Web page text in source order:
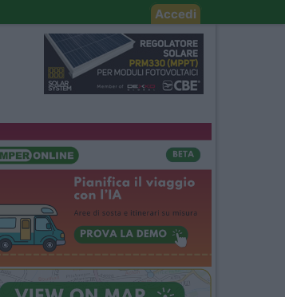
Accedi